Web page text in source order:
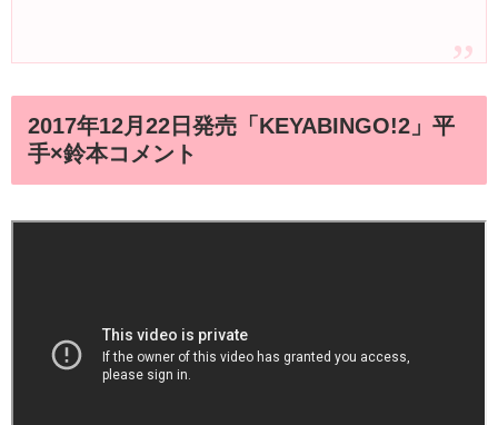
2017年12月22日発売「KEYABINGO!2」平
手×鈴本コメント